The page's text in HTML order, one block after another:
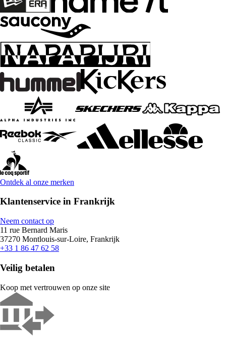
Ontdek al onze merken
Klantenservice in Frankrijk
Neem contact op
11 rue Bernard Maris
37270 Montlouis-sur-Loire, Frankrijk
+33 1 86 47 62 58
Veilig betalen
Koop met vertrouwen op onze site